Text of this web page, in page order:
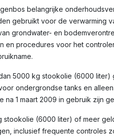
belangrijke
gebruikt voor de verwarming
grondwater- en
en procedures voor het
5000 kg stookolie (6000
ondergrondse tanks en
na 1 maart 2009 in gebruik zijn
stookolie (6000 liter) of meer
inclusief frequente controles